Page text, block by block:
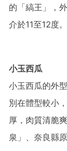
的「縞王」，
介於11至12度。
小玉西瓜
小玉西瓜的外
別在體型較小
厚，肉質清脆
泉」、奈良縣